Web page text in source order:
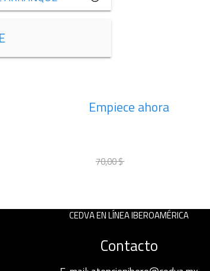
Empiece ahora
70,00 $70,00 $
CEDVA EN LÍNEA IBEROAMÉRICA
Contacto